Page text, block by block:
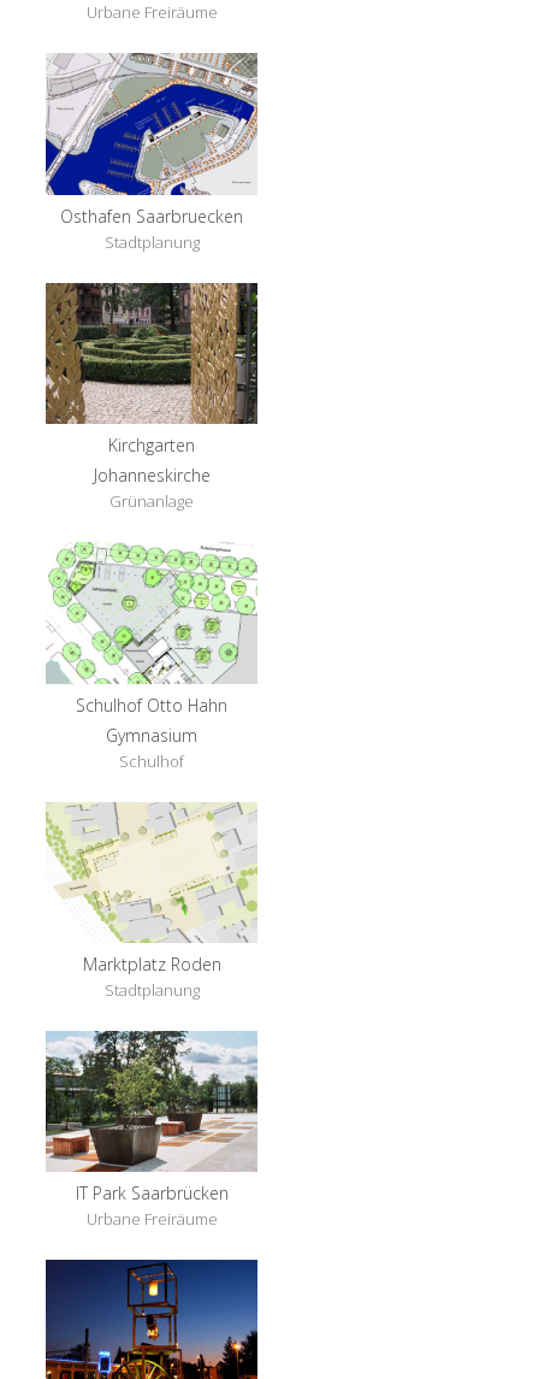
Urbane Freiräume
Osthafen Saarbruecken
Stadtplanung
Kirchgarten
Johanneskirche
Grünanlage
Schulhof Otto Hahn
Gymnasium
Schulhof
Marktplatz Roden
Stadtplanung
IT Park Saarbrücken
Urbane Freiräume